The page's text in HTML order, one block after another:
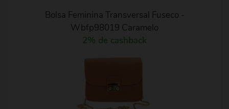
Bolsa Feminina Transversal Fuseco -
Wbfp98019 Caramelo
2% de cashback